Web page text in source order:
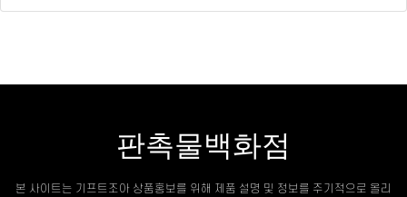
판촉물백화점
본 사이트는 기프트조아 상품홍보를 위해 제품 설명 및 정보를 주기적으로 올리